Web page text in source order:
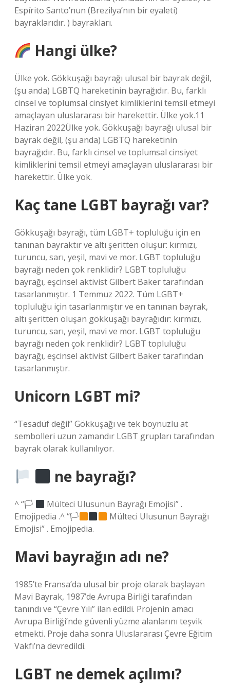
Espírito Santo’nun (Brezilya’nın bir eyaleti)
bayraklarıdır. ) bayrakları.
Hangi ülke?
Ülke yok. Gökkuşağı bayrağı ulusal bir bayrak değil,
(şu anda) LGBTQ hareketinin bayrağıdır. Bu, farklı
cinsel ve toplumsal cinsiyet kimliklerini temsil etmeyi
amaçlayan uluslararası bir harekettir. Ülke yok.11
Haziran 2022Ülke yok. Gökkuşağı bayrağı ulusal bir
bayrak değil, (şu anda) LGBTQ hareketinin
bayrağıdır. Bu, farklı cinsel ve toplumsal cinsiyet
kimliklerini temsil etmeyi amaçlayan uluslararası bir
harekettir. Ülke yok.
Kaç tane LGBT bayrağı var?
Gökkuşağı bayrağı, tüm LGBT+ topluluğu için en
tanınan bayraktır ve altı şeritten oluşur: kırmızı,
turuncu, sarı, yeşil, mavi ve mor. LGBT topluluğu
bayrağı neden çok renklidir? LGBT topluluğu
bayrağı, eşcinsel aktivist Gilbert Baker tarafından
tasarlanmıştır. 1 Temmuz 2022. Tüm LGBT+
topluluğu için tasarlanmıştır ve en tanınan bayrak,
altı şeritten oluşan gökkuşağı bayrağıdır: kırmızı,
turuncu, sarı, yeşil, mavi ve mor. LGBT topluluğu
bayrağı neden çok renklidir? LGBT topluluğu
bayrağı, eşcinsel aktivist Gilbert Baker tarafından
tasarlanmıştır.
Unicorn LGBT mi?
“Tesadüf değil” Gökkuşağı ve tek boynuzlu at
sembolleri uzun zamandır LGBT grupları tarafından
bayrak olarak kullanılıyor.
ne bayrağı?
^ “🏳
Mülteci Ulusunun Bayrağı Emojisi” .
Emojipedia .^ “🏳
Mülteci Ulusunun Bayrağı
Emojisi” . Emojipedia.
Mavi bayrağın adı ne?
1985’te Fransa’da ulusal bir proje olarak başlayan
Mavi Bayrak, 1987’de Avrupa Birliği tarafından
tanındı ve “Çevre Yılı” ilan edildi. Projenin amacı
Avrupa Birliği’nde güvenli yüzme alanlarını teşvik
etmekti. Proje daha sonra Uluslararası Çevre Eğitim
Vakfı’na devredildi.
LGBT ne demek açılımı?